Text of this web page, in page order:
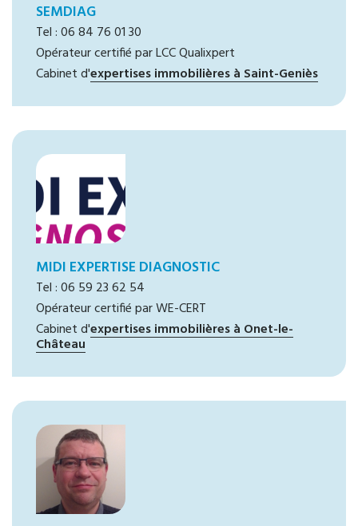
SEMDIAG
Tel : 06 84 76 01 30
Opérateur certifié par LCC Qualixpert
Cabinet d'expertises immobilières à Saint-Geniès
MIDI EXPERTISE DIAGNOSTIC
Tel : 06 59 23 62 54
Opérateur certifié par WE-CERT
Cabinet d'expertises immobilières à Onet-le-
Château